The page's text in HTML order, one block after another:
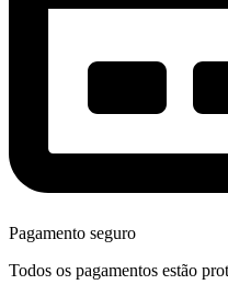
Pagamento seguro
Todos os pagamentos estão